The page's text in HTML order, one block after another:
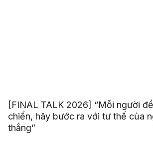
[FINAL TALK 2026] “Mỗi người
chiến, hãy bước ra với tư thế của
thắng”